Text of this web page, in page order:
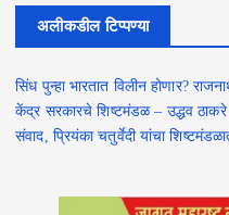
अलीकडील टिप्पण्या
सिंध पुन्हा भारतात विलीन होणार?
केंद्र सरकारचे शिष्टमंडळ – उद्धव ठाकरे
संवाद, प्रियंका चतुर्वेदी यांचा